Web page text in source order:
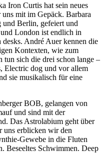
Iron Curtis hat sein neues
mit im Gepäck. Barbara
Berlin, gefeiert und
London ist endlich in
André Auer kennen die
Kontexten, wie zum
tun sich die drei schon lange –
Electric dog und vor allem
sie musikalisch für eine
BOB, gelangen von
und sind mit der
Das Astrolabium geht über
uns erblicken wir den
Gewebe in die Fluten
Beseeltes Schwimmen. Deep